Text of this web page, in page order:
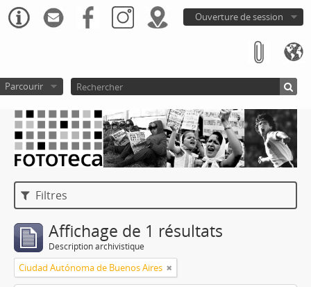
Ouverture de session
Parcourir
Filtres
Affichage de 1 résultats
Description archivistique
Ciudad Autónoma de Buenos Aires